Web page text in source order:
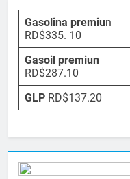
Gasolina premiun
RD$335. 10
Gasoil premiun
RD$287.10
GLP RD$137.20